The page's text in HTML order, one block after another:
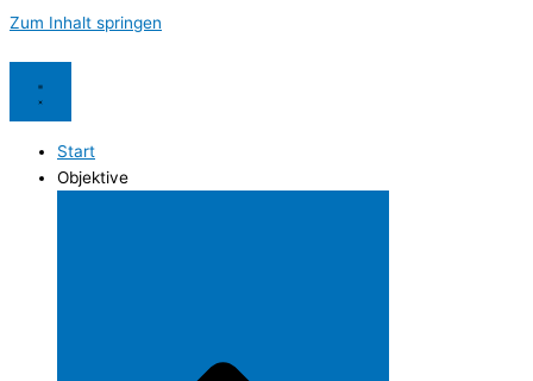
Zum Inhalt springen
Start
Objektive